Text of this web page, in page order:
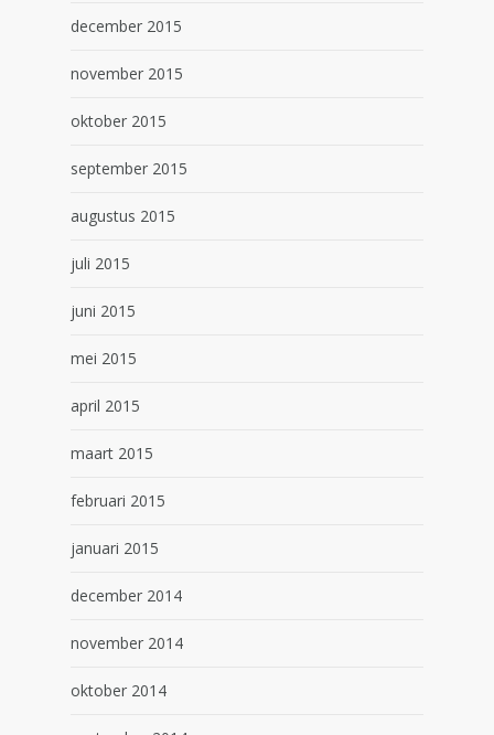
december 2015
november 2015
oktober 2015
september 2015
augustus 2015
juli 2015
juni 2015
mei 2015
april 2015
maart 2015
februari 2015
januari 2015
december 2014
november 2014
oktober 2014